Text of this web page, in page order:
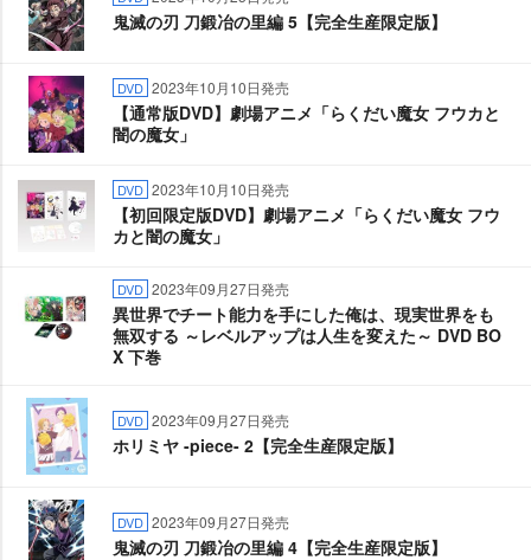
鬼滅の刃 刀鍛冶の里編 5【完全生産限定版】
DVD 2023年10月10日発売
【通常版DVD】劇場アニメ「らくだい魔女 フウカと
闇の魔女」
DVD 2023年10月10日発売
【初回限定版DVD】劇場アニメ「らくだい魔女 フウ
カと闇の魔女」
DVD 2023年09月27日発売
異世界でチート能力を手にした俺は、現実世界をも
無双する ～レベルアップは人生を変えた～ DVD BO
X 下巻
DVD 2023年09月27日発売
ホリミヤ -piece- 2【完全生産限定版】
DVD 2023年09月27日発売
鬼滅の刃 刀鍛冶の里編 4【完全生産限定版】